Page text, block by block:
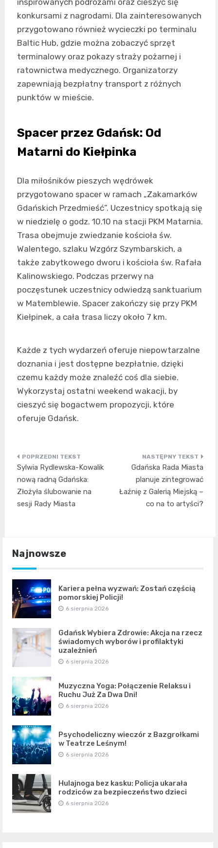
inspirowanych podróżami oraz cieszyć się
konkursami z nagrodami. Dla zainteresowanych
przygotowano również wycieczki po terminalu
Baltic Hub, gdzie można zobaczyć sprzęt
terminalowy oraz pokazy straży pożarnej i
ratownictwa medycznego. Organizatorzy
zapewniają bezpłatny transport z różnych
punktów w mieście.
Spacer przez Gdańsk: Od
Matarni do Kiełpinka
Dla miłośników pieszych wędrówek
przygotowano spacer w ramach „Zakamarków
Gdańskich Przedmieść”. Uczestnicy spotkają się
w niedzielę o godz. 10.10 na stacji PKM Matarnia.
Trasa obejmuje zwiedzanie kościoła św.
Walentego, szlaku Wzgórz Szymbarskich, a
także zabytkowego dworu i kościoła św. Rafała
Kalinowskiego. Podczas przerwy na
poczęstunek uczestnicy odwiedzą sanktuarium
w Matemblewie. Spacer zakończy się przy PKM
Kiełpinek, a cała trasa liczy około 7 km.
Każde z tych wydarzeń oferuje niepowtarzalne
doznania i jest dostępne bezpłatnie, dzięki
czemu każdy może znaleźć coś dla siebie.
Wykorzystaj ostatni weekend wakacji, by
cieszyć się bogactwem propozycji, które
oferuje Gdańsk.
Nawigacja
wpisu
Sylwia Rydlewska-Kowalik
nową radną Gdańska:
Złożyła ślubowanie na
sesji Rady Miasta
Gdańska Rada Miasta
planuje zintegrować
Łaźnię z Galerią Miejską –
co na to artyści?
Najnowsze
Kariera pełna wyzwań: Zostań częścią
pomorskiej Policji!
6 sierpnia 2026
Gdańsk Wybiera Zdrowie: Akcja na rzecz
świadomych wyborów i profilaktyki
uzależnień
6 sierpnia 2026
Muzyczna Yoga: Połączenie Relaksu i
Ruchu Już Za Dwa Dni!
6 sierpnia 2026
Psychodeliczny wieczór z Bazgrołkami
w Teatrze Leśnym!
6 sierpnia 2026
Hulajnoga bez kasku: Policja ukarała
rodziców za bezpieczeństwo dzieci
6 sierpnia 2026